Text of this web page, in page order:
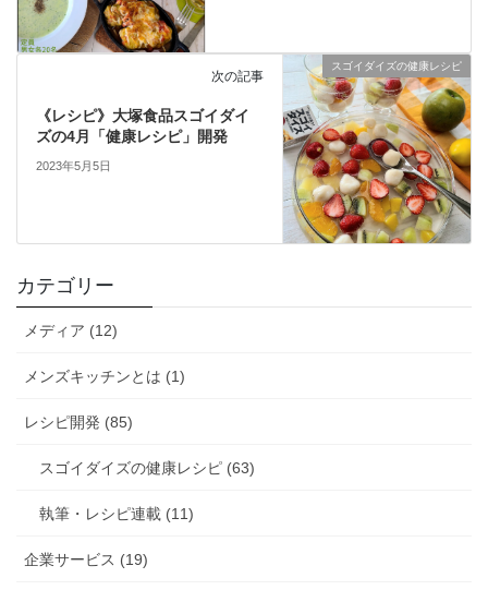
スゴイダイズの健康レシピ
次の記事
《レシピ》大塚食品スゴイダイ
ズの4月「健康レシピ」開発
2023年5月5日
カテゴリー
メディア (12)
メンズキッチンとは (1)
レシピ開発 (85)
スゴイダイズの健康レシピ (63)
執筆・レシピ連載 (11)
企業サービス (19)